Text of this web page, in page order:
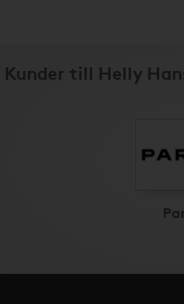
Kunder till Helly